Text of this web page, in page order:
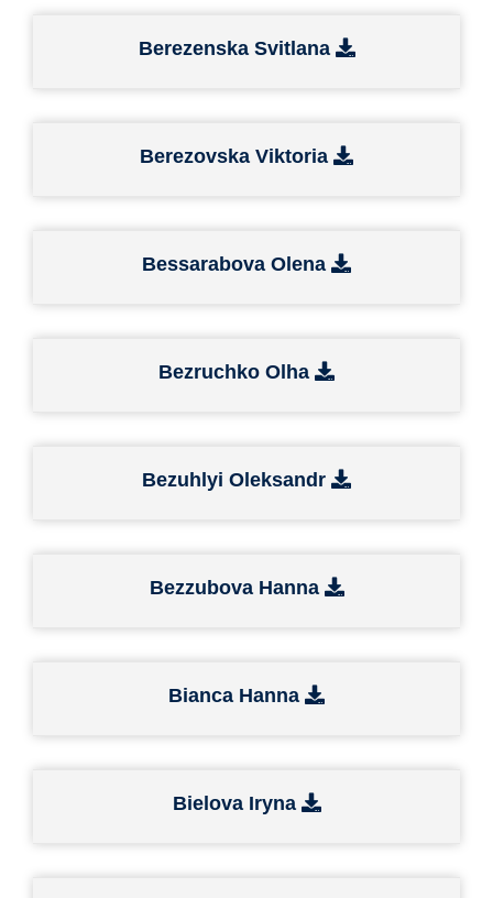
Berezenska Svitlana
Berezovska Viktoria
Bessarabova Olena
Bezruchko Olha
Bezuhlyi Oleksandr
Bezzubova Hanna
Bianca Hanna
Bielova Iryna